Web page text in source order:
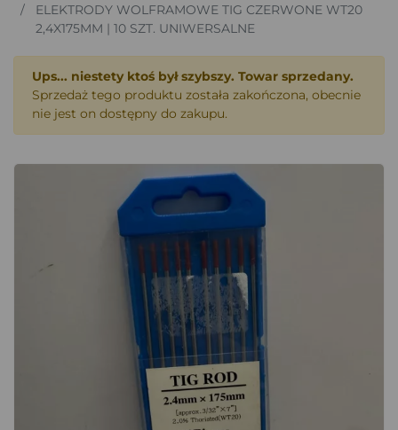
ELEKTRODY WOLFRAMOWE TIG CZERWONE WT20
2,4X175MM | 10 SZT. UNIWERSALNE
Ups... niestety ktoś był szybszy. Towar sprzedany.
Sprzedaż tego produktu została zakończona, obecnie
nie jest on dostępny do zakupu.